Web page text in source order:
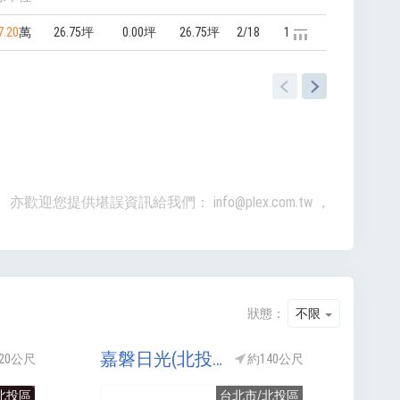
萬 26.75坪 0.00坪 26.75坪 2/18 1
歡迎您提供堪誤資訊給我們： info@plex.com.tw，
狀態： 不限
公尺
投區
嘉磐日光(北投嘉磐案/嘉磐光明路案/嘉磐建設北投案) 約140公尺
台北市/北投區